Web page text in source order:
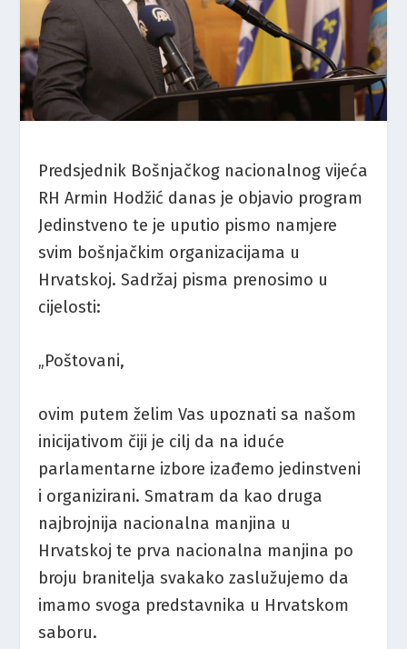
Predsjednik Bošnjačkog nacionalnog vijeća
RH Armin Hodžić danas je objavio program
Jedinstveno te je uputio pismo namjere
svim bošnjačkim organizacijama u
Hrvatskoj. Sadržaj pisma prenosimo u
cijelosti:
„Poštovani,
ovim putem želim Vas upoznati sa našom
inicijativom čiji je cilj da na iduće
parlamentarne izbore izađemo jedinstveni
i organizirani. Smatram da kao druga
najbrojnija nacionalna manjina u
Hrvatskoj te prva nacionalna manjina po
broju branitelja svakako zaslužujemo da
imamo svoga predstavnika u Hrvatskom
saboru.